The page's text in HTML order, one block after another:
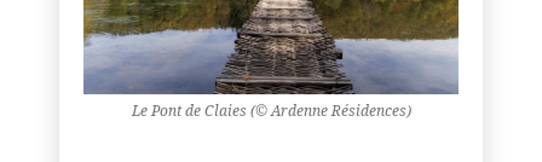
Le Pont de Claies (© Ardenne Résidences)